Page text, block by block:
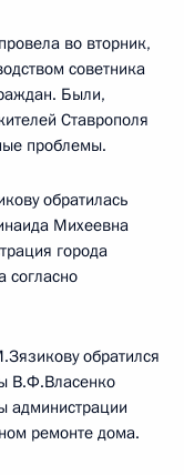
во вторник,
советника
Были,
Ставрополя
проблемы.
обратилась
Михеевна
города
согласно
обратился
В.Ф.Власенко
администрации
ремонте дома.